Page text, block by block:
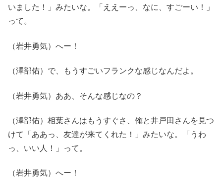
いました！」みたいな。「ええーっ、なに、すごーい！」
って。
（岩井勇気）へー！
（澤部佑）で、もうすごいフランクな感じなんだよ。
（岩井勇気）ああ、そんな感じなの？
（澤部佑）相葉さんはもうすぐさ、俺と井戸田さんを見つ
けて「ああっ、友達が来てくれた！」みたいな。「うわ
っ、いい人！」って。
（岩井勇気）へー！